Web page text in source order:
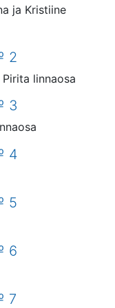
ja Kristiine
2
Pirita linnaosa
3
4
5
6
7